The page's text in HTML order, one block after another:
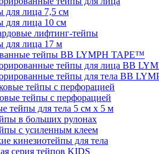
для лица 7,5 см
для лица 10 см
лифтинг-тейпы
для лица 17 м
тейпы BB LYMPH TAPE™
тейпы для лица BB
тейпы для тела BB
тейпы с перфорацией
тейпы с перфорацией
тейпы для тела 5 см x 5 м
в больших рулонах
с усиленным клеем
кинезиотейпы для тела
серия тейпов KIDS